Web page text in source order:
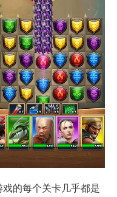
的每个关卡几乎都是